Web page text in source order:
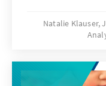
dass mehr
ein Vergleich
verschiedener
Natalie Klauser,